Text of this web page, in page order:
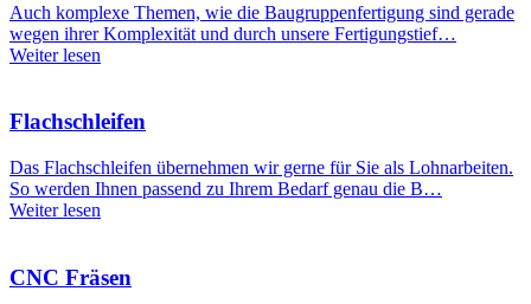
Auch komplexe Themen, wie die Baugruppenfertigung sind gerade
wegen ihrer Komplexität und durch unsere Fertigungstief…
Weiter lesen
Flachschleifen
Das Flachschleifen übernehmen wir gerne für Sie als Lohnarbeiten.
So werden Ihnen passend zu Ihrem Bedarf genau die B…
Weiter lesen
CNC Fräsen